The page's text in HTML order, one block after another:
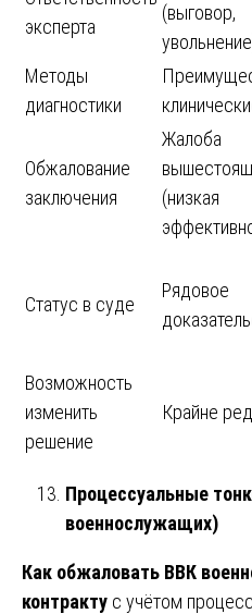
эксперта
(выговор,
Методы
диагностики
Обжалование
заключения
Жалоба
(низкая
Статус в суде
Рядовое
Возможность
изменить
решение
Крайне
Процессуальные
военнослужащих)
Как обжаловать ВВК
контракту с учётом